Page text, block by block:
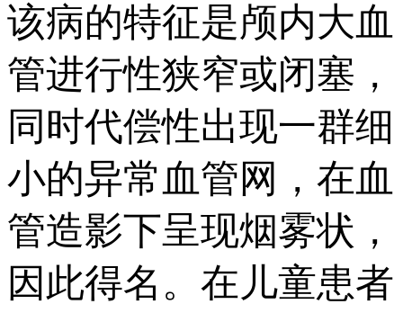
该病的特征是颅内大血
管进行性狭窄或闭塞，
同时代偿性出现一群细
小的异常血管网，在血
管造影下呈现烟雾状，
因此得名。在儿童患者